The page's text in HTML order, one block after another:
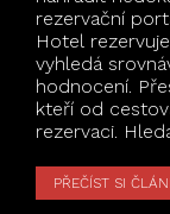
rezervační
Hotel
vyhledá
hodnocení.
kteří od
rezervaci.
PŘEČÍST SI